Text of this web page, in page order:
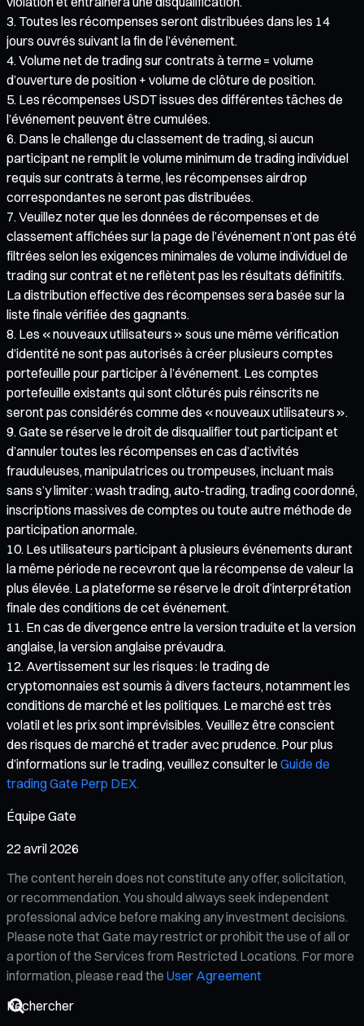
Toutes les récompenses seront distribuées dans les 14
jours ouvrés suivant la fin de l’événement.
Volume net de trading sur contrats à terme = volume
d’ouverture de position + volume de clôture de position.
Les récompenses USDT issues des différentes tâches de
l’événement peuvent être cumulées.
Dans le challenge du classement de trading, si aucun
participant ne remplit le volume minimum de trading individuel
requis sur contrats à terme, les récompenses airdrop
correspondantes ne seront pas distribuées.
Veuillez noter que les données de récompenses et de
classement affichées sur la page de l’événement n’ont pas été
filtrées selon les exigences minimales de volume individuel de
trading sur contrat et ne reflètent pas les résultats définitifs.
La distribution effective des récompenses sera basée sur la
liste finale vérifiée des gagnants.
Les « nouveaux utilisateurs » sous une même vérification
d’identité ne sont pas autorisés à créer plusieurs comptes
portefeuille pour participer à l’événement. Les comptes
portefeuille existants qui sont clôturés puis réinscrits ne
seront pas considérés comme des « nouveaux utilisateurs ».
Gate se réserve le droit de disqualifier tout participant et
d’annuler toutes les récompenses en cas d’activités
frauduleuses, manipulatrices ou trompeuses, incluant mais
sans s’y limiter : wash trading, auto-trading, trading coordonné,
inscriptions massives de comptes ou toute autre méthode de
participation anormale.
Les utilisateurs participant à plusieurs événements durant
la même période ne recevront que la récompense de valeur la
plus élevée. La plateforme se réserve le droit d’interprétation
finale des conditions de cet événement.
En cas de divergence entre la version traduite et la version
anglaise, la version anglaise prévaudra.
Avertissement sur les risques : le trading de
cryptomonnaies est soumis à divers facteurs, notamment les
conditions de marché et les politiques. Le marché est très
volatil et les prix sont imprévisibles. Veuillez être conscient
des risques de marché et trader avec prudence. Pour plus
d’informations sur le trading, veuillez consulter le Guide de
trading Gate Perp DEX.
Équipe Gate
22 avril 2026
The content herein does not constitute any offer, solicitation,
or recommendation. You should always seek independent
professional advice before making any investment decisions.
Please note that Gate may restrict or prohibit the use of all or
a portion of the Services from Restricted Locations. For more
information, please read the User Agreement